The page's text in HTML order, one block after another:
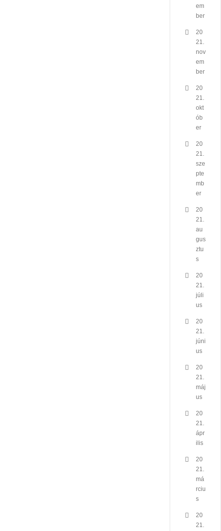
em
ber
20
21.
nov
em
ber
20
21.
okt
ób
er
20
21.
sze
pte
mb
er
20
21.
au
gus
ztu
s
20
21.
júli
us
20
21.
júni
us
20
21.
máj
us
20
21.
ápr
ilis
20
21.
má
rciu
s
20
21.